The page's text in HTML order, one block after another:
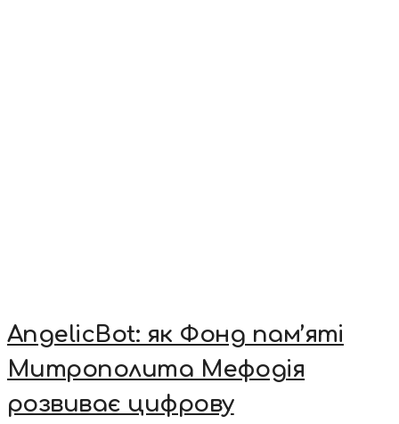
AngelicBot: як Фонд пам’яті
Митрополита Мефодія
розвиває цифрову